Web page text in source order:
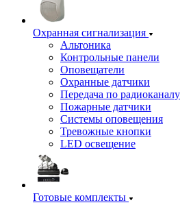
Охранная сигнализация
Альтоника
Контрольные панели
Оповещатели
Охранные датчики
Передача по радиоканалу
Пожарные датчики
Системы оповещения
Тревожные кнопки
LED освещение
Готовые комплекты